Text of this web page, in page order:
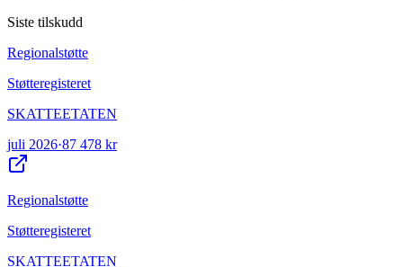
Siste tilskudd
Regionalstøtte
Støtteregisteret
SKATTEETATEN
juli 2026·87 478 kr
Regionalstøtte
Støtteregisteret
SKATTEETATEN